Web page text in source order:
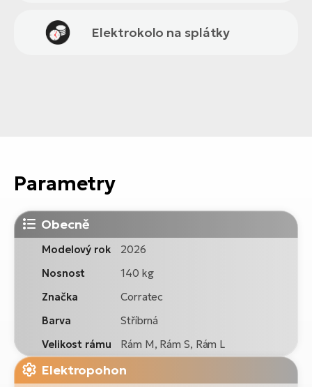
Elektrokolo na splátky
Parametry
Obecně
Modelový rok
2026
Nosnost
140 kg
Značka
Corratec
Barva
Stříbrná
Velikost rámu
Rám M, Rám S, Rám L
Elektropohon